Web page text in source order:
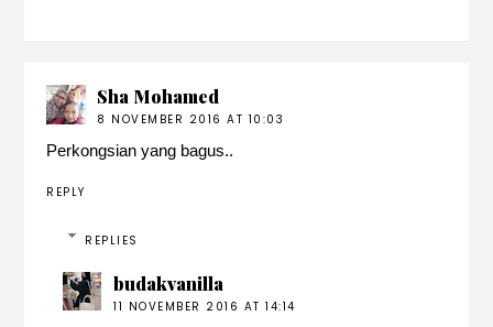
Sha Mohamed
8 NOVEMBER 2016 AT 10:03
Perkongsian yang bagus..
REPLY
REPLIES
budakvanilla
11 NOVEMBER 2016 AT 14:14